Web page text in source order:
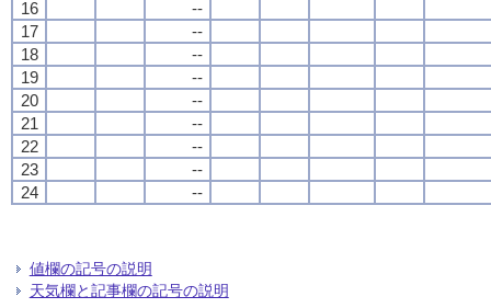
16
--
17
--
18
--
19
--
20
--
21
--
22
--
23
--
24
--
値欄の記号の説明
天気欄と記事欄の記号の説明